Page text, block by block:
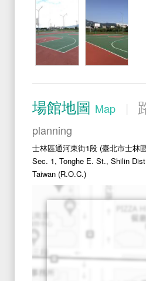
場館地圖 Map |
planning
士林區通河東街1段 (臺北市士林
Sec. 1, Tonghe E. St., Shilin
Taiwan (R.O.C.)